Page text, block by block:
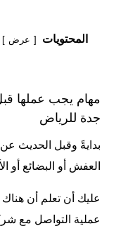
المحتويات عرض
مهام يجب عملها
جدة للرياض
بدايةً وقبل الحديث عن
العفش أو البضائع أو
عليك أن تعلم أن
عملية التواصل مع